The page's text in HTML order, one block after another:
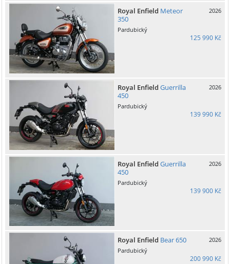
Royal Enfield Meteor
350
2026
Pardubický
125 990 Kč
Royal Enfield Guerrilla
450
2026
Pardubický
139 990 Kč
Royal Enfield Guerrilla
450
2026
Pardubický
139 900 Kč
Royal Enfield Bear 650
2026
Pardubický
200 990 Kč